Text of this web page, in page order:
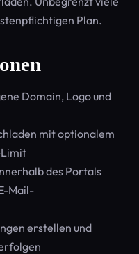
Plan.
Domain, Logo und
mit optionalem
des Portals
Mail-
erstellen und